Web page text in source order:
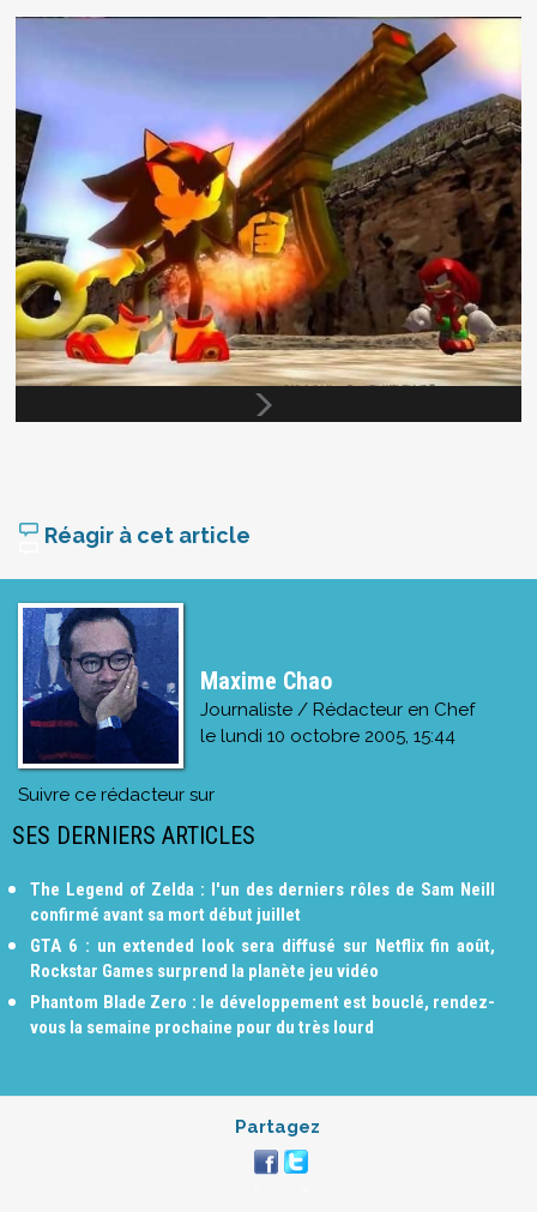
Réagir à cet article
Maxime Chao
Journaliste / Rédacteur en Chef
le lundi 10 octobre 2005, 15:44
Suivre ce rédacteur sur
SES DERNIERS ARTICLES
The Legend of Zelda : l'un des derniers rôles de Sam Neill
confirmé avant sa mort début juillet
GTA 6 : un extended look sera diffusé sur Netflix fin août,
Rockstar Games surprend la planète jeu vidéo
Phantom Blade Zero : le développement est bouclé, rendez-
vous la semaine prochaine pour du très lourd
Partagez